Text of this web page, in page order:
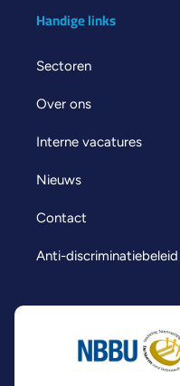
Handige links
Sectoren
Over ons
Interne vacatures
Nieuws
Contact
Anti-discriminatiebeleid